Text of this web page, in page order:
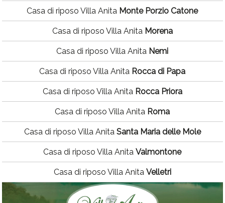
Casa di riposo Villa Anita Monte Porzio Catone
Casa di riposo Villa Anita Morena
Casa di riposo Villa Anita Nemi
Casa di riposo Villa Anita Rocca di Papa
Casa di riposo Villa Anita Rocca Priora
Casa di riposo Villa Anita Roma
Casa di riposo Villa Anita Santa Maria delle Mole
Casa di riposo Villa AnitaValmontone
Casa di riposo Villa Anita Velletri